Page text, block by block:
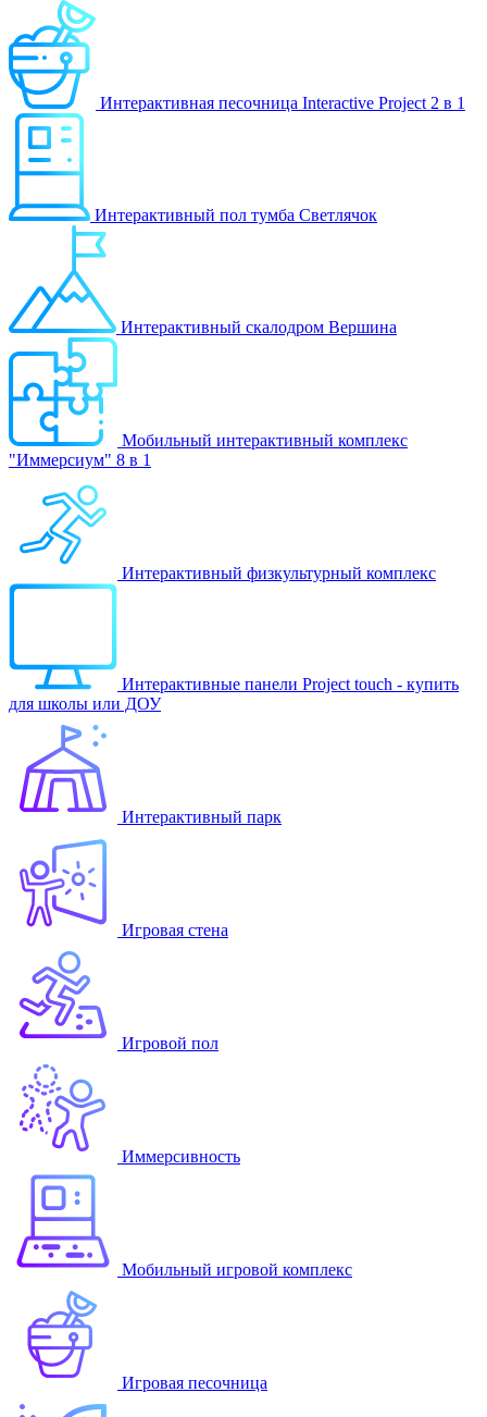
Интерактивная песочница Interactive Project 2 в 1
Интерактивный пол тумба Светлячок
Интерактивный скалодром Вершина
Мобильный интерактивный комплекс
"Иммерсиум" 8 в 1
Интерактивный физкультурный комплекс
Интерактивные панели Project touch - купить
для школы или ДОУ
Интерактивный парк
Игровая стена
Игровой пол
Иммерсивность
Мобильный игровой комплекс
Игровая песочница